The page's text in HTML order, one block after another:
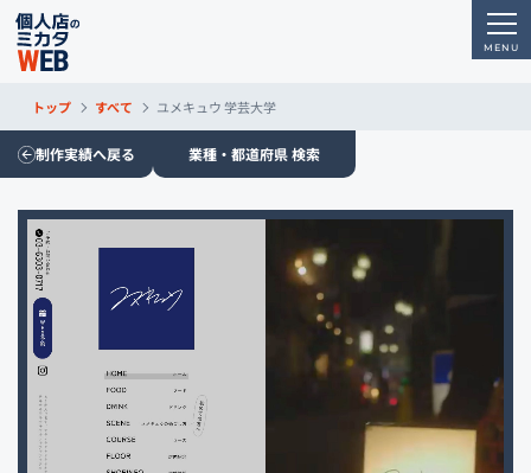
トップ すべて ユメキュウ 学芸大学
制作実績へ戻る 業種・都道府県 検索